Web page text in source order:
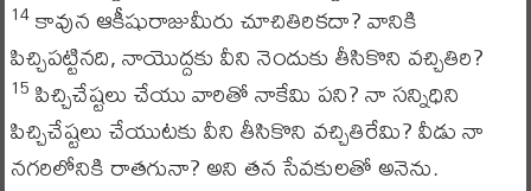
14కావున ఆకీషురాజుమీరు చూచితిరికదా? వానికి
పిచ్చిపట్టినది, నాయొద్దకు వీని నెందుకు తీసికొని వచ్చితిరి?
15 పిచ్చిచేష్టలు చేయు వారితో నాకేమి పని? నా సన్నిధిని
పిచ్చిచేష్టలు చేయుటకు వీని తీసికొని వచ్చితిరేమి? వీడు నా
నగరిలోనికి రాతగునా? అని తన సేవకులతో అనెను.